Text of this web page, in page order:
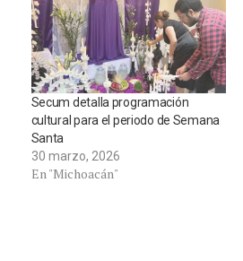
Secum detalla programación
cultural para el periodo de Semana
Santa
30 marzo, 2026
En "Michoacán"